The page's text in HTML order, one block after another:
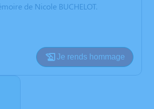
de Nicole BUCHELOT.
Je rends hommage